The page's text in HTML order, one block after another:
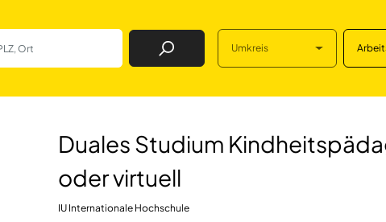
Job Finden Umkreis
Duales Studium
oder virtuell
IU Internationale Hochschule